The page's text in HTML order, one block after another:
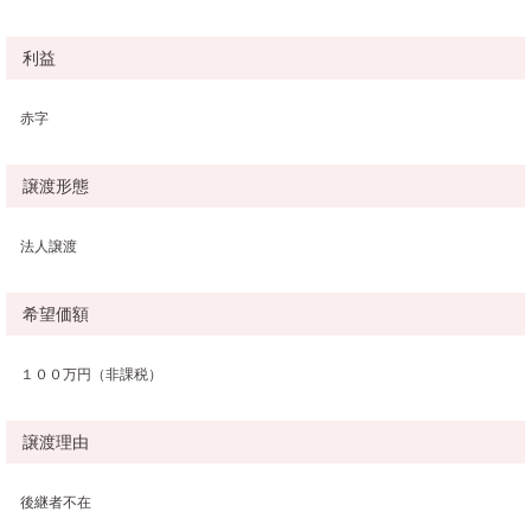
利益
赤字
譲渡形態
法人譲渡
希望価額
１００万円（非課税）
譲渡理由
後継者不在